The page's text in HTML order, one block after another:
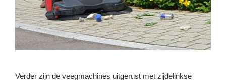
Verder zijn de veegmachines uitgerust met zijdelinkse